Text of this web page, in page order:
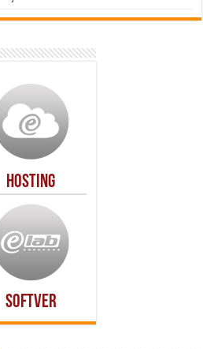
Hosting
Softver